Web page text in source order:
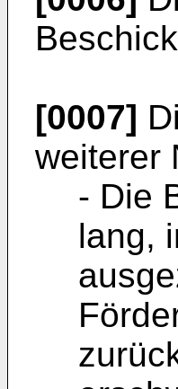
[0007]
weiterer
- Die
lang,